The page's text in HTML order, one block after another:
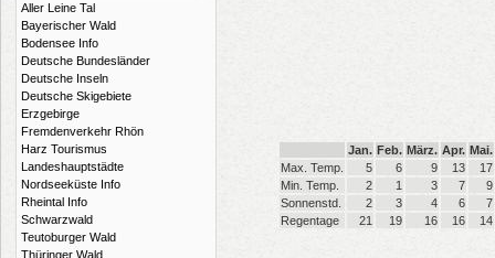
Aller Leine Tal
Bayerischer Wald
Bodensee Info
Deutsche Bundesländer
Deutsche Inseln
Deutsche Skigebiete
Erzgebirge
Fremdenverkehr Rhön
Harz Tourismus
Landeshauptstädte
Nordseeküste Info
Rheintal Info
Schwarzwald
Teutoburger Wald
Thüringer Wald
Jan. Feb. März. Apr. Mai.
Max. Temp.
5 6 9 13
17
Min. Temp.
2 1 3 7
9
Sonnenstd.
2 3 4 6
7
Regentage
21 19 16 16 14